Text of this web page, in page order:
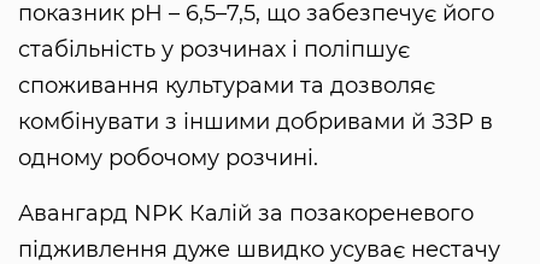
показник рН – 6,5–7,5, що забезпечує його
стабільність у розчинах і поліпшує
споживання культурами та дозволяє
комбінувати з іншими добривами й ЗЗР в
одному робочому розчині.
Авангард NPK Калій за позакореневого
підживлення дуже швидко усуває нестачу